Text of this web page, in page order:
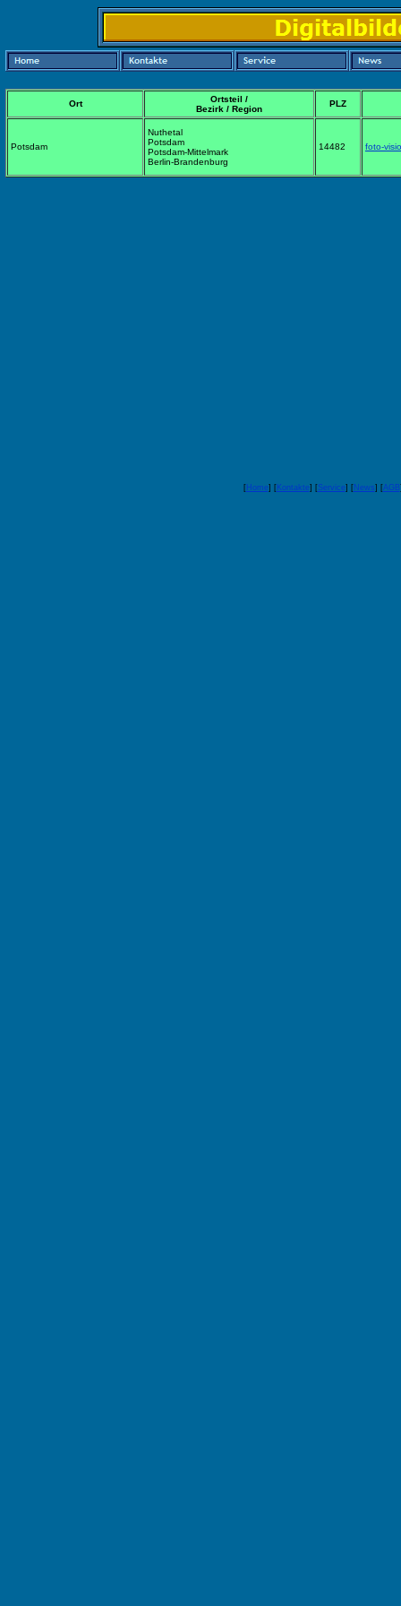
Ort
Ortsteil /
Bezirk / Region
PLZ
Potsdam
Nuthetal
Potsdam
Potsdam-Mittelmark
Berlin-Brandenburg
14482 foto-
[Home] [Kontakte] [Service] [News] [AGB